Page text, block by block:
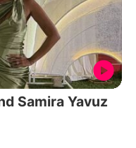
Samira Yavuz